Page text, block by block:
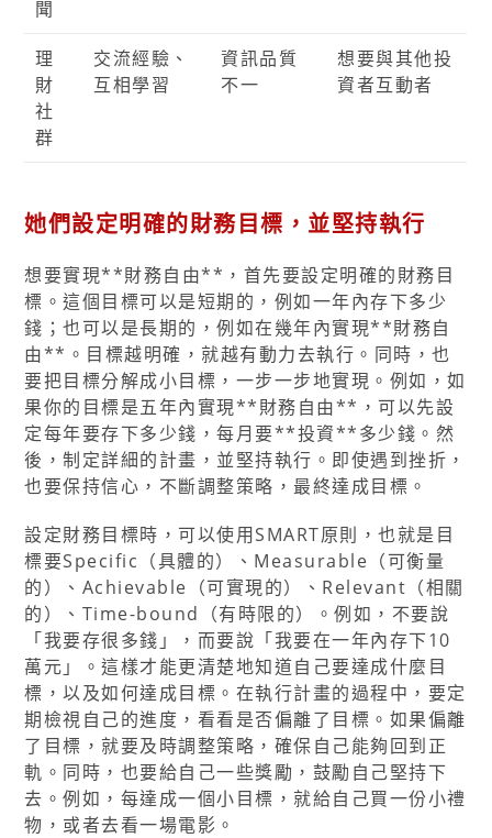
聞
理
財
社
群
交流經驗、
互相學習
資訊品質
不一
想要與其他投
資者互動者
她們設定明確的財務目標，並堅持執行
想要實現**財務自由**，首先要設定明確的財務目
標。這個目標可以是短期的，例如一年內存下多少
錢；也可以是長期的，例如在幾年內實現**財務自
由**。目標越明確，就越有動力去執行。同時，也
要把目標分解成小目標，一步一步地實現。例如，如
果你的目標是五年內實現**財務自由**，可以先設
定每年要存下多少錢，每月要**投資**多少錢。然
後，制定詳細的計畫，並堅持執行。即使遇到挫折，
也要保持信心，不斷調整策略，最終達成目標。
設定財務目標時，可以使用SMART原則，也就是目
標要Specific（具體的）、Measurable（可衡量
的）、Achievable（可實現的）、Relevant（相關
的）、Time-bound（有時限的）。例如，不要說
「我要存很多錢」，而要說「我要在一年內存下10
萬元」。這樣才能更清楚地知道自己要達成什麼目
標，以及如何達成目標。在執行計畫的過程中，要定
期檢視自己的進度，看看是否偏離了目標。如果偏離
了目標，就要及時調整策略，確保自己能夠回到正
軌。同時，也要給自己一些獎勵，鼓勵自己堅持下
去。例如，每達成一個小目標，就給自己買一份小禮
物，或者去看一場電影。